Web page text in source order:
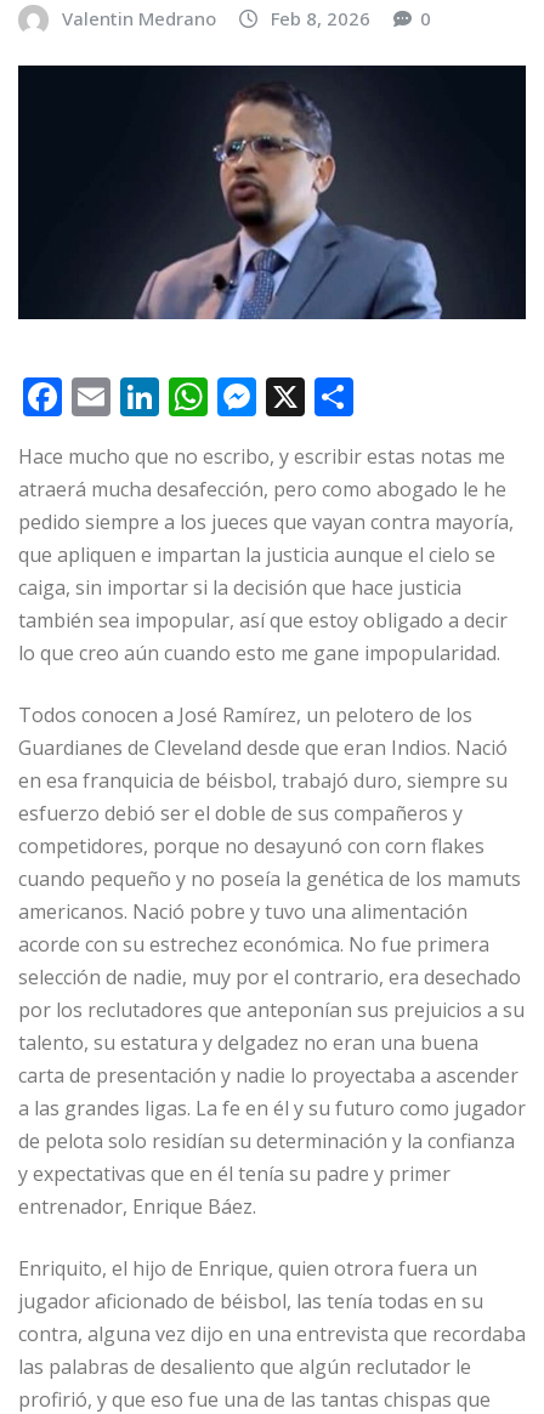
Valentin Medrano Feb 8, 2026 0
F
c
e
b
o
o
k
E
ai
l
Li
k
e
dI
n
W
at
s
A
p
p
M
ss
e
n
g
e
r
X
m
p
ar
ti
r
Hace mucho que no escribo, y escribir estas notas me
atraerá mucha desafección, pero como abogado le he
pedido siempre a los jueces que vayan contra mayoría,
que apliquen e impartan la justicia aunque el cielo se
caiga, sin importar si la decisión que hace justicia
también sea impopular, así que estoy obligado a decir
lo que creo aún cuando esto me gane impopularidad.
Todos conocen a José Ramírez, un pelotero de los
Guardianes de Cleveland desde que eran Indios. Nació
en esa franquicia de béisbol, trabajó duro, siempre su
esfuerzo debió ser el doble de sus compañeros y
competidores, porque no desayunó con corn flakes
cuando pequeño y no poseía la genética de los mamuts
americanos. Nació pobre y tuvo una alimentación
acorde con su estrechez económica. No fue primera
selección de nadie, muy por el contrario, era desechado
por los reclutadores que anteponían sus prejuicios a su
talento, su estatura y delgadez no eran una buena
carta de presentación y nadie lo proyectaba a ascender
a las grandes ligas. La fe en él y su futuro como jugador
de pelota solo residían su determinación y la confianza
y expectativas que en él tenía su padre y primer
entrenador, Enrique Báez.
Enriquito, el hijo de Enrique, quien otrora fuera un
jugador aficionado de béisbol, las tenía todas en su
contra, alguna vez dijo en una entrevista que recordaba
las palabras de desaliento que algún reclutador le
profirió, y que eso fue una de las tantas chispas que